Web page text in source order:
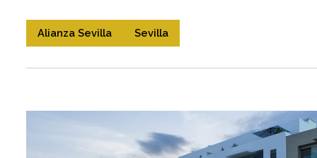
Alianza Sevilla Sevilla